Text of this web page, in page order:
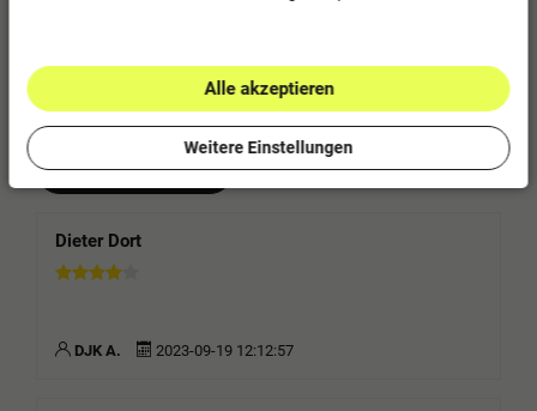
Bitte logge dich in dein Kundenkonto ein
um eine Bewertung abzugeben.
Jetzt anmelden
Dieter Dort
DJK A. 2023-09-19 12:12:57
Alle akzeptieren
Weitere Einstellungen